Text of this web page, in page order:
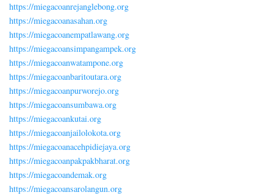
https://miegacoanrejanglebong.org
https://miegacoanasahan.org
https://miegacoanempatlawang.org
https://miegacoansimpangampek.org
https://miegacoanwatampone.org
https://miegacoanbaritoutara.org
https://miegacoanpurworejo.org
https://miegacoansumbawa.org
https://miegacoankutai.org
https://miegacoanjailolokota.org
https://miegacoanacehpidiejaya.org
https://miegacoanpakpakbharat.org
https://miegacoandemak.org
https://miegacoansarolangun.org